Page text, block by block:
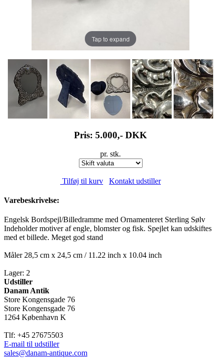
Tap to expand
Pris: 5.000,- DKK
pr. stk.
Tilføj til kurv Kontakt udstiller
Varebeskrivelse:
Engelsk Bordspejl/Billedramme med Ornamenteret Sterling Sølv
Indeholder motiver af engle, blomster og fisk. Spejlet kan udskiftes
med et billede. Meget god stand
Måler 28,5 cm x 24,5 cm / 11.22 inch x 10.04 inch
Lager: 2
Udstiller
Danam Antik
Store Kongensgade 76
Store Kongensgade 76
1264 København K
Tlf: +45 27675503
E-mail til udstiller
sales@danam-antique.com